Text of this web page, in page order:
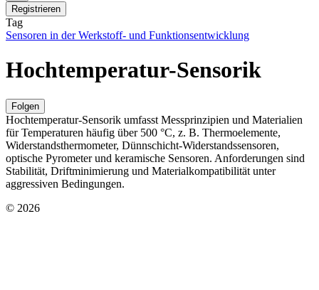
Registrieren
Tag
Sensoren in der Werkstoff- und Funktionsentwicklung
Hochtemperatur-Sensorik
Folgen
Hochtemperatur-Sensorik umfasst Messprinzipien und Materialien
für Temperaturen häufig über 500 °C, z. B. Thermoelemente,
Widerstandsthermometer, Dünnschicht-Widerstandssensoren,
optische Pyrometer und keramische Sensoren. Anforderungen sind
Stabilität, Driftminimierung und Materialkompatibilität unter
aggressiven Bedingungen.
© 2026